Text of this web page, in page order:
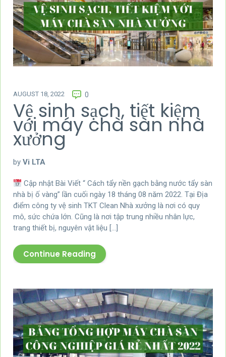
AUGUST 18, 2022 0
Vệ sinh sạch, tiết kiệm
với máy chà sàn nhà
xưởng
by Vi LTA
Cập nhật Bài Viết “ Cách tẩy nền gạch bằng nước tẩy sàn
nhà bị ố vàng” lần cuối ngày 18 tháng 08 năm 2022. Tại Địa
điểm công ty vệ sinh TKT Clean Nhà xưởng là nơi có quy
mô, sức chứa lớn. Cũng là nơi tập trung nhiều nhân lực,
trang thiết bị, nguyên vật liệu […]
Continue Reading